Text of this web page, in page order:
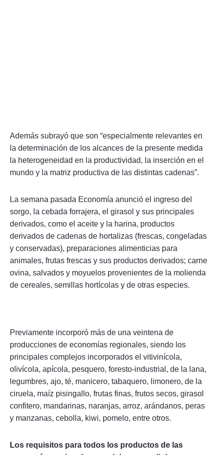
Además subrayó que son “especialmente relevantes en
la determinación de los alcances de la presente medida
la heterogeneidad en la productividad, la inserción en el
mundo y la matriz productiva de las distintas cadenas”.
La semana pasada Economía anunció el ingreso del
sorgo, la cebada forrajera, el girasol y sus principales
derivados, como el aceite y la harina, productos
derivados de cadenas de hortalizas (frescas, congeladas
y conservadas), preparaciones alimenticias para
animales, frutas frescas y sus productos derivados; carne
ovina, salvados y moyuelos provenientes de la molienda
de cereales, semillas hortícolas y de otras especies.
Previamente incorporó más de una veintena de
producciones de economías regionales, siendo los
principales complejos incorporados el vitivinícola,
olivícola, apícola, pesquero, foresto-industrial, de la lana,
legumbres, ajo, té, manicero, tabaquero, limonero, de la
ciruela, maíz pisingallo, frutas finas, frutos secos, girasol
confitero, mandarinas, naranjas, arroz, arándanos, peras
y manzanas, cebolla, kiwi, pomelo, entre otros.
Los requisitos para todos los productos de las